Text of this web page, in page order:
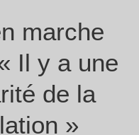
marche
Il y a une
de la
»